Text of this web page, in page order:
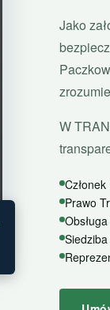
Jako
W
Prawo